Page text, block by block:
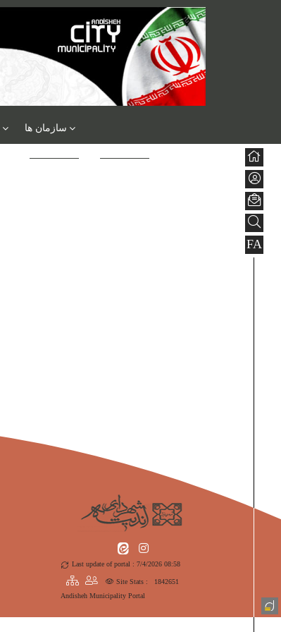
سازمان ها
FA
Last update of portal : 7/4/2026 08:58
Site Stats :
1842651
Andisheh Municipality Portal